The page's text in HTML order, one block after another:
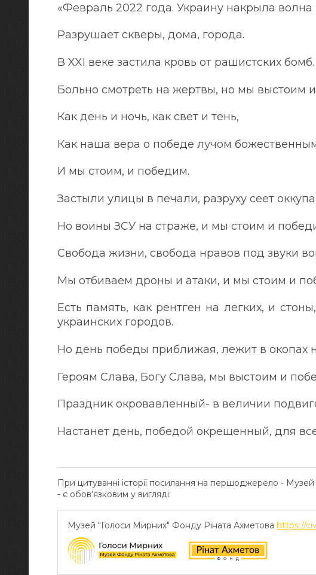
«Февраль 2022 года. Украину накрыла
Разрушает скверы, дома, города.
В XXI веке застила кровь от рашистских бомб.
Больно смотреть на жертвы, но мы выстоим
Как день и ночь, как свет и тень,
Как наша вера о победе лучом
И мы стоим, и победим.
Застыли улицы в печали, разруху сеет
Но воины ЗСУ на страже, и мы стоим и
Свобода жизни, свобода нравов под звуки
Мы отбиваем дроны и атаки, и мы стоим и
Есть память, как рентген на легких, и
украинских городов.
Но день победы приближая, лежит в окопах
Героям Слава, Богу Слава, мы выстоим и
Праздник окровавленный- в величии
Настанет день, победой окрещенный, для
При цитуванні історії посилання на першоджерело -
- є обов‘язковим у вигляді:
Музей "Голоси Мирних" Фонду Ріната Ахметова https://